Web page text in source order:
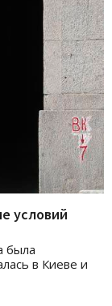
условий
была
в Киеве и